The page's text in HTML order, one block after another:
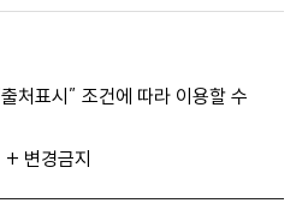
처표시” 조건에 따라 이용할 수
변경금지